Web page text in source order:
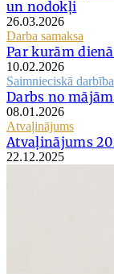
un nodokļi
26.03.2026
Darba samaksa
Par kurām
10.02.2026
Saimnieciskā darbība
Darbs no
08.01.2026
Atvaļinājums
Atvaļinājums
22.12.2025